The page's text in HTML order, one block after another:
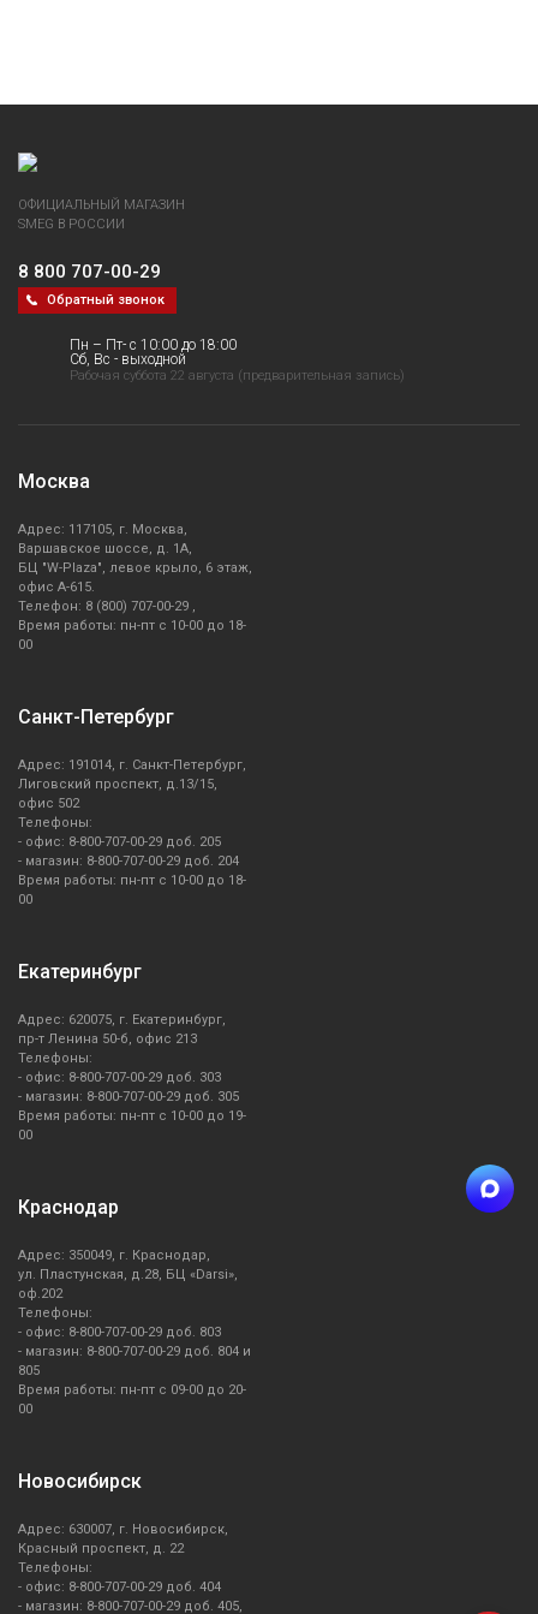
ОФИЦИАЛЬНЫЙ МАГАЗИН
SMEG В РОССИИ
8 800 707-00-29
Обратный звонок
Пн – Пт- с 10:00 до 18:00
Сб, Вс - выходной
Рабочая суббота 22 августа (предварительная запись)
Москва
Адрес: 117105, г. Москва,
Варшавское шоссе, д. 1А,
БЦ "W-Plaza", левое крыло, 6 этаж,
офис А-615.
Телефон: 8 (800) 707-00-29 ,
Время работы: пн-пт с 10-00 до 18-
00
Санкт-Петербург
Адрес: 191014, г. Санкт-Петербург,
Лиговский проспект, д.13/15,
офис 502
Телефоны:
- офис: 8-800-707-00-29 доб. 205
- магазин: 8-800-707-00-29 доб. 204
Время работы: пн-пт с 10-00 до 18-
00
Екатеринбург
Адрес: 620075, г. Екатеринбург,
пр-т Ленина 50-б, офис 213
Телефоны:
- офис: 8-800-707-00-29 доб. 303
- магазин: 8-800-707-00-29 доб. 305
Время работы: пн-пт с 10-00 до 19-
00
Краснодар
Адрес: 350049, г. Краснодар,
ул. Пластунская, д.28, БЦ «Darsi»,
оф.202
Телефоны:
- офис: 8-800-707-00-29 доб. 803
- магазин: 8-800-707-00-29 доб. 804 и
805
Время работы: пн-пт с 09-00 до 20-
00
Новосибирск
Адрес: 630007, г. Новосибирск,
Красный проспект, д. 22
Телефоны:
- офис: 8-800-707-00-29 доб. 404
- магазин: 8-800-707-00-29 доб. 405,